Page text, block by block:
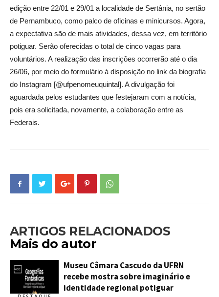
edição entre 22/01 e 29/01 a localidade de Sertânia, no sertão
de Pernambuco, como palco de oficinas e minicursos. Agora,
a expectativa são de mais atividades, dessa vez, em território
potiguar. Serão oferecidas o total de cinco vagas para
voluntários. A realização das inscrições ocorrerão até o dia
26/06, por meio do formulário à disposição no link da biografia
do Instagram [@ufpenomeuquintal]. A divulgação foi
aguardada pelos estudantes que festejaram com a notícia,
pois era solicitada, novamente, a colaboração entre as
Federais.
ARTIGOS RELACIONADOS
Mais do autor
Museu Câmara Cascudo da UFRN
recebe mostra sobre imaginário e
identidade regional potiguar